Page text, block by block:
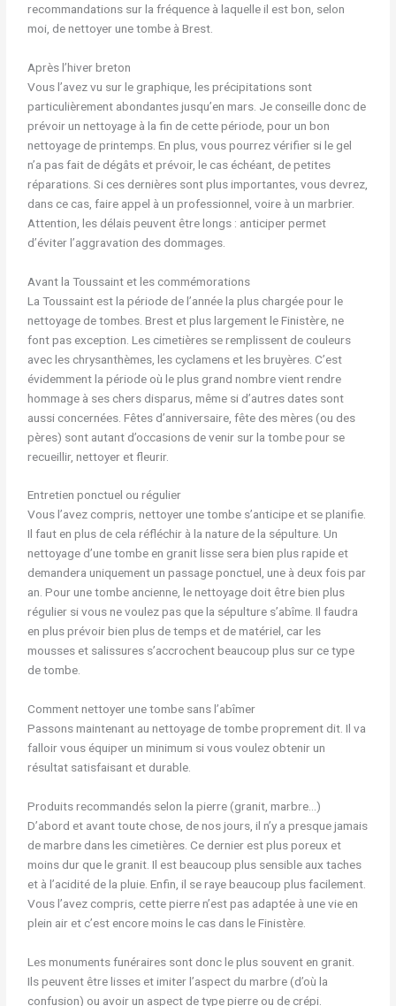
recommandations sur la fréquence à laquelle il est bon, selon
moi, de nettoyer une tombe à Brest.
Après l’hiver breton
Vous l’avez vu sur le graphique, les précipitations sont
particulièrement abondantes jusqu’en mars. Je conseille donc de
prévoir un nettoyage à la fin de cette période, pour un bon
nettoyage de printemps. En plus, vous pourrez vérifier si le gel
n’a pas fait de dégâts et prévoir, le cas échéant, de petites
réparations. Si ces dernières sont plus importantes, vous devrez,
dans ce cas, faire appel à un professionnel, voire à un marbrier.
Attention, les délais peuvent être longs : anticiper permet
d’éviter l’aggravation des dommages.
Avant la Toussaint et les commémorations
La Toussaint est la période de l’année la plus chargée pour le
nettoyage de tombes. Brest et plus largement le Finistère, ne
font pas exception. Les cimetières se remplissent de couleurs
avec les chrysanthèmes, les cyclamens et les bruyères. C’est
évidemment la période où le plus grand nombre vient rendre
hommage à ses chers disparus, même si d’autres dates sont
aussi concernées. Fêtes d’anniversaire, fête des mères (ou des
pères) sont autant d’occasions de venir sur la tombe pour se
recueillir, nettoyer et fleurir.
Entretien ponctuel ou régulier
Vous l’avez compris, nettoyer une tombe s’anticipe et se planifie.
Il faut en plus de cela réfléchir à la nature de la sépulture. Un
nettoyage d’une tombe en granit lisse sera bien plus rapide et
demandera uniquement un passage ponctuel, une à deux fois par
an. Pour une tombe ancienne, le nettoyage doit être bien plus
régulier si vous ne voulez pas que la sépulture s’abîme. Il faudra
en plus prévoir bien plus de temps et de matériel, car les
mousses et salissures s’accrochent beaucoup plus sur ce type
de tombe.
Comment nettoyer une tombe sans l’abîmer
Passons maintenant au nettoyage de tombe proprement dit. Il va
falloir vous équiper un minimum si vous voulez obtenir un
résultat satisfaisant et durable.
Produits recommandés selon la pierre (granit, marbre…)
D’abord et avant toute chose, de nos jours, il n’y a presque jamais
de marbre dans les cimetières. Ce dernier est plus poreux et
moins dur que le granit. Il est beaucoup plus sensible aux taches
et à l’acidité de la pluie. Enfin, il se raye beaucoup plus facilement.
Vous l’avez compris, cette pierre n’est pas adaptée à une vie en
plein air et c’est encore moins le cas dans le Finistère.
Les monuments funéraires sont donc le plus souvent en granit.
Ils peuvent être lisses et imiter l’aspect du marbre (d’où la
confusion) ou avoir un aspect de type pierre ou de crépi.